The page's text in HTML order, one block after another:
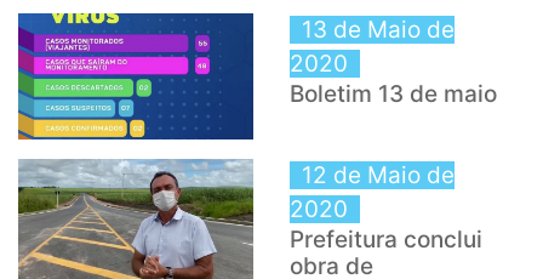
13 de Maio de
2020
Boletim 13 de maio
12 de Maio de
2020
Prefeitura conclui
obra de